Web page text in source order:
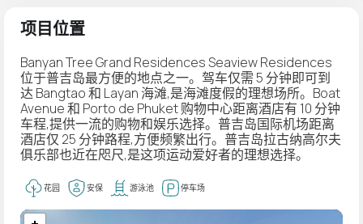
项目位置
Banyan Tree Grand Residences Seaview Residences
位于普吉岛最方便的地点之一。驾车仅需 5 分钟即可到
达 Bangtao 和 Layan 海滩,是海滩度假的理想场所。Boat
Avenue 和 Porto de Phuket 购物中心距离酒店有 10 分钟
车程,提供一流的购物和娱乐选择。普吉岛国际机场距离
酒店仅 25 分钟路程,方便频繁出行。普吉岛拉古纳高尔夫
俱乐部也近在咫尺,是这项运动爱好者的理想选择。
花园 安保 游泳池 停车场